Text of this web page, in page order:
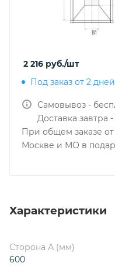
2 216 руб./шт
Под заказ от 2 дней
Самовывоз -
Доставка завтра
При общем заказе от
Москве и МО в
Характеристики
Сторона А (мм)
600